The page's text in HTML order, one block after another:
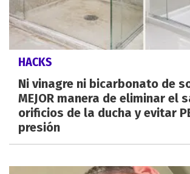
HACKS
Ni vinagre ni bicarbonato de
MEJOR manera de eliminar el
orificios de la ducha y evitar
presión